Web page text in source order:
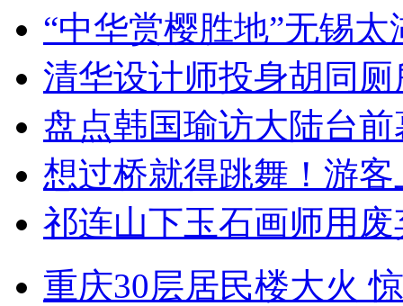
“中华赏樱胜地”无锡
清华设计师投身胡同
盘点韩国瑜访大陆台
想过桥就得跳舞！游客
祁连山下玉石画师用
重庆30层居民楼大火